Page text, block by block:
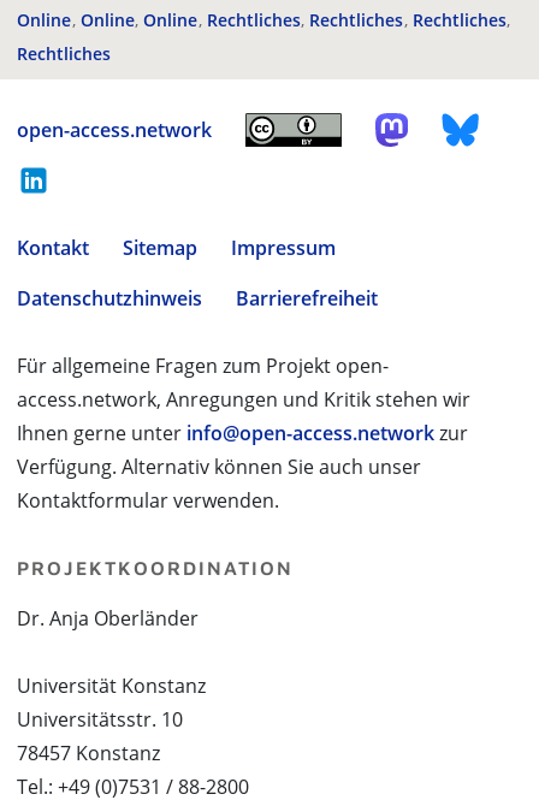
Online Online Online Rechtliches Rechtliches Rechtliches
Rechtliches
open-access.network
Kontakt Sitemap
Impressum
Datenschutzhinweis
Barrierefreiheit
Für allgemeine Fragen zum Projekt open-
access.network, Anregungen und Kritik stehen wir
Ihnen gerne unter info@open-access.networkzur
Verfügung. Alternativ können Sie auch unser
Kontaktformular verwenden.
PROJEKTKOORDINATION
Dr. Anja Oberländer
Universität Konstanz
Universitätsstr. 10
78457 Konstanz
Tel.: +49 (0)7531 / 88-2800